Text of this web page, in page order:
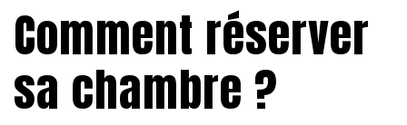
Comment réserver
sa chambre ?